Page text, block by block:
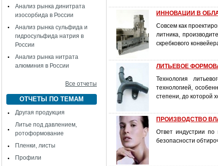
Анализ рынка динитрата
изосорбида в России
Анализ рынка сульфида и
гидросульфида натрия в
России
Анализ рынка нитрата
алюминия в России
Все отчеты
ОТЧЕТЫ ПО ТЕМАМ
Другая продукция
Литье под давлением,
ротоформование
Пленки, листы
Профили
ИННОВАЦИИ В
Совсем как
литника,
скребкового
ЛИТЬЕВОЕ
Технология
технологией,
степени, до которой
ПРОИЗВОДСТВО
Ответ индустрии по
безопасности